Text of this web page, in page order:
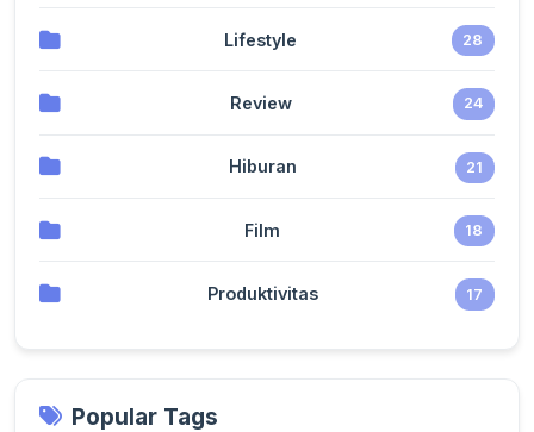
Lifestyle 28
Review 24
Hiburan 21
Film 18
Produktivitas 17
Popular Tags